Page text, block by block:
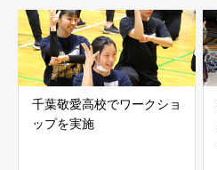
千葉敬愛高校でワークショ
ップを実施